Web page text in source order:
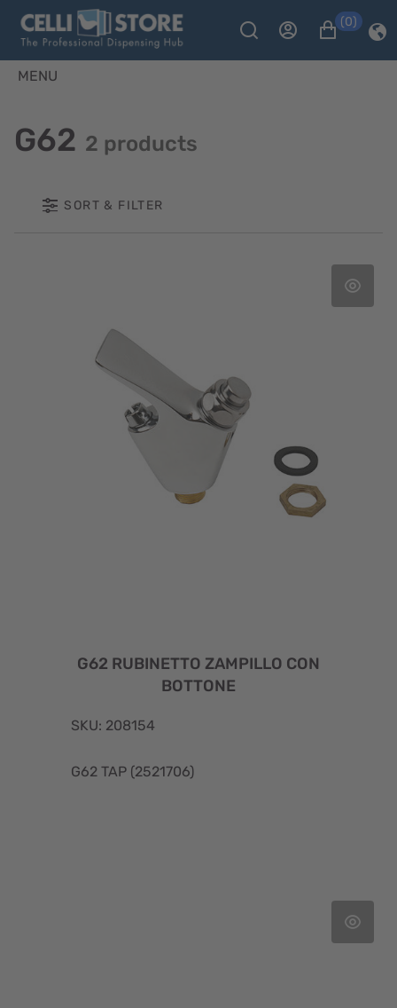
(0)
MENU
G62 2 products
SORT & FILTER
G62 RUBINETTO ZAMPILLO CON
BOTTONE
SKU: 208154
G62 TAP (2521706)